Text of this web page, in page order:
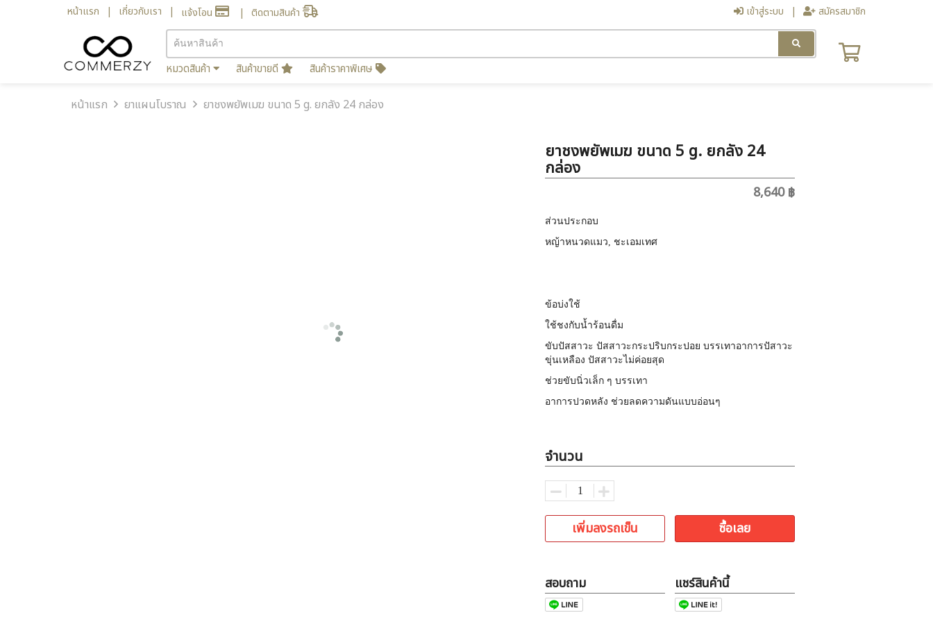
หน้าแรก เกี่ยวกับเรา แจ้งโอน ติดตามสินค้า เข้าสู่ระบบ สมัครสมาชิก
หมวดสินค้า สินค้าขายดี สินค้าราคาพิเศษ
หน้าแรก ยาแผนโบราณ ยาชงพยัพเมฆ ขนาด 5 g. ยกลัง 24 กล่อง
ยาชงพยัพเมฆ ขนาด 5 g. ยกลัง 24
กล่อง
8,640 ฿
ส่วนประกอบ
หญ้าหนวดแมว, ชะเอมเทศ
ข้อบ่งใช้
ใช้ชงกับน้ำร้อนดื่ม
ขับปัสสาวะ ปัสสาวะกระปริบกระปอย บรรเทาอาการปัสาวะ
ขุ่นเหลือง ปัสสาวะไม่ค่อยสุด
ช่วยขับนิ่วเล็ก ๆ บรรเทา
อาการปวดหลัง ช่วยลดความดันแบบอ่อนๆ
จำนวน
เพิ่มลงรถเข็น ซื้อเลย
สอบถาม แชร์สินค้านี้